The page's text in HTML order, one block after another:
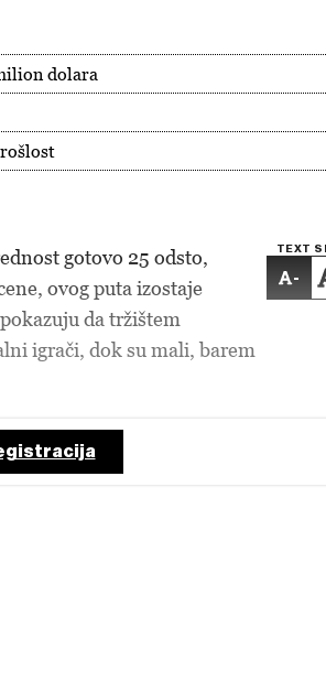
dolara
TEXT
-
gotovo 25 odsto,
ovog puta izostaje
da tržištem
igrači, dok su mali, barem